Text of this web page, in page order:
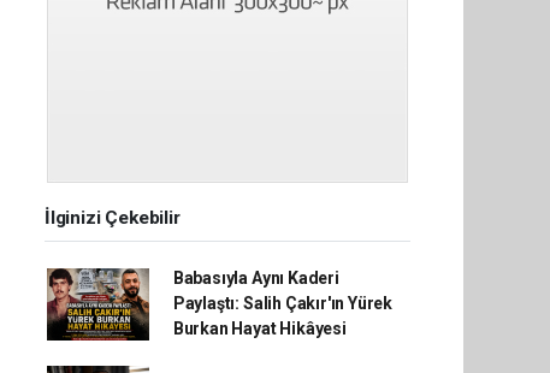
İlginizi Çekebilir
Babasıyla Aynı Kaderi
Paylaştı: Salih Çakır'ın Yürek
Burkan Hayat Hikâyesi